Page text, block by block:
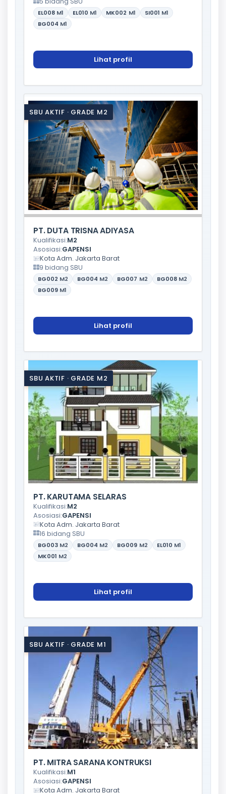
EL008 M1 EL010 M1 MK002 M1 SI001 M1
BG004 M1
Lihat profil
SBU AKTIF · GRADE M2
PT. DUTA TRISNA ADIYASA
Kualifikasi:M2
Asosiasi:GAPENSI
Kota Adm. Jakarta Barat
9 bidang SBU
BG002 M2 BG004 M2 BG007 M2 BG008 M2
BG009 M1
Lihat profil
SBU AKTIF · GRADE M2
PT. KARUTAMA SELARAS
Kualifikasi:M2
Asosiasi:GAPENSI
Kota Adm. Jakarta Barat
16 bidang SBU
BG003 M2 BG004 M2 BG009 M2 EL010 M1
MK001 M2
Lihat profil
SBU AKTIF · GRADE M1
PT. MITRA SARANA KONTRUKSI
Kualifikasi:M1
Asosiasi:GAPENSI
Kota Adm. Jakarta Barat